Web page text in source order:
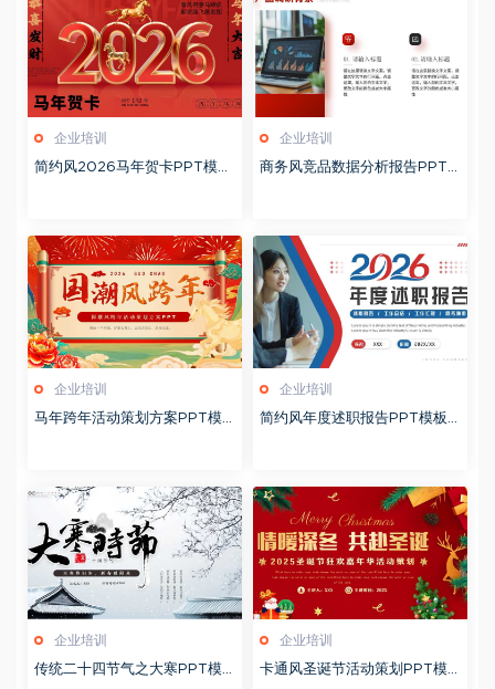
企业培训
简约风2026马年贺卡PPT模板
企业培训
商务风竞品数据分析报告PPT
企业培训
马年跨年活动策划方案PPT模
企业培训
简约风年度述职报告PPT模板2
企业培训
传统二十四节气之大寒PPT模
企业培训
卡通风圣诞节活动策划PPT模